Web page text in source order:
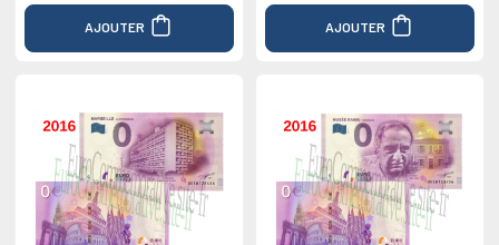
AJOUTER AJOUTER